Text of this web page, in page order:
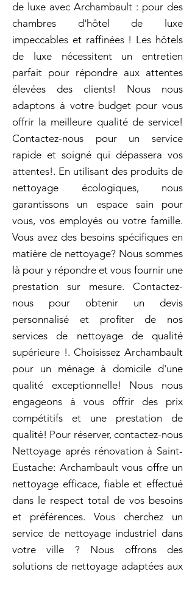
de luxe avec Archambault : pour des
chambres d'hôtel de luxe
impeccables et raffinées ! Les hôtels
de luxe nécessitent un entretien
parfait pour répondre aux attentes
élevées des clients! Nous nous
adaptons à votre budget pour vous
offrir la meilleure qualité de service!
Contactez-nous pour un service
rapide et soigné qui dépassera vos
attentes!. En utilisant des produits de
nettoyage écologiques, nous
garantissons un espace sain pour
vous, vos employés ou votre famille.
Vous avez des besoins spécifiques en
matière de nettoyage? Nous sommes
là pour y répondre et vous fournir une
prestation sur mesure. Contactez-
nous pour obtenir un devis
personnalisé et profiter de nos
services de nettoyage de qualité
supérieure !. Choisissez Archambault
pour un ménage à domicile d'une
qualité exceptionnelle! Nous nous
engageons à vous offrir des prix
compétitifs et une prestation de
qualité! Pour réserver, contactez-nous
Nettoyage aprés rénovation à Saint-
Eustache: Archambault vous offre un
nettoyage efficace, fiable et effectué
dans le respect total de vos besoins
et préférences. Vous cherchez un
service de nettoyage industriel dans
votre ville ? Nous offrons des
solutions de nettoyage adaptées aux